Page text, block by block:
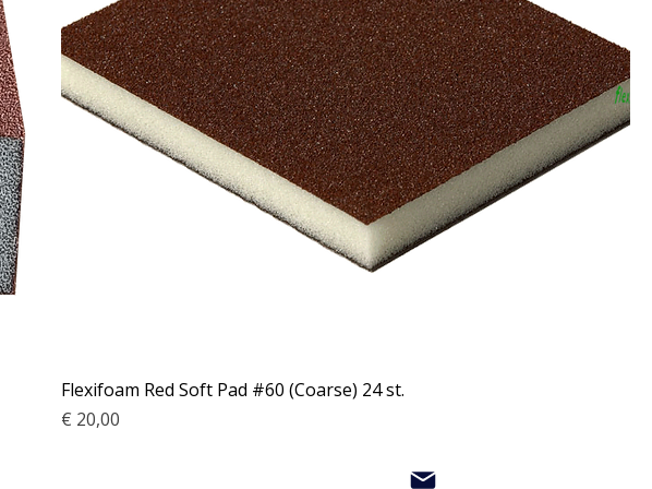
Flexifoam Red Soft Pad #60 (Coarse) 24 st.
Prijs
€ 20,00